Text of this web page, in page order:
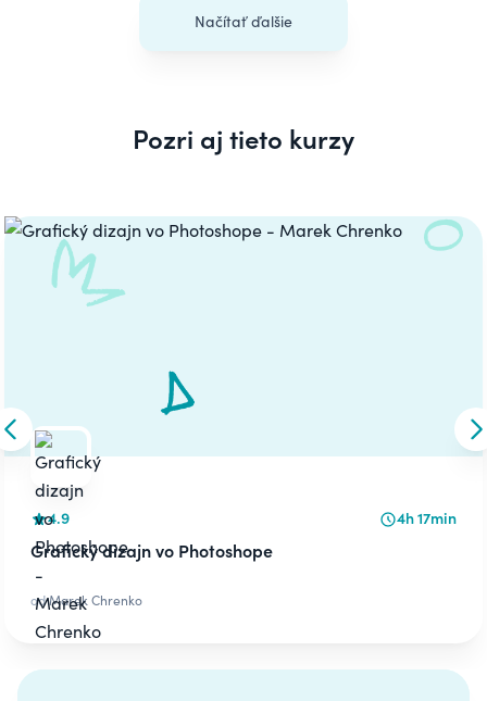
Načítať ďalšie
Pozri aj tieto kurzy
Carousel
Skip to previous slide
4.9 4h 17min
Grafický dizajn vo Photoshope
odMarek Chrenko